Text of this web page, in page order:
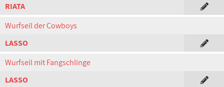
RIATA
Wurfseil der Cowboys
LASSO
Wurfseil mit Fangschlinge
LASSO